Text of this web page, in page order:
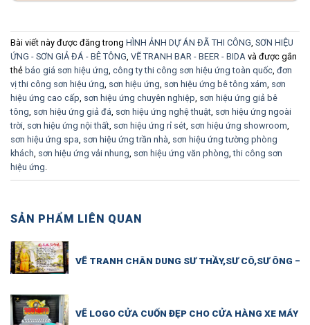
Bài viết này được đăng trong HÌNH ẢNH DỰ ÁN ĐÃ THI CÔNG, SƠN HIỆU
ỨNG - SƠN GIẢ ĐÁ - BÊ TÔNG, VẼ TRANH BAR - BEER - BIDA và được gắn
thẻ báo giá sơn hiệu ứng, công ty thi công sơn hiệu ứng toàn quốc, đơn
vị thi công sơn hiệu ứng, sơn hiệu ứng, sơn hiệu ứng bê tông xám, sơn
hiệu ứng cao cấp, sơn hiệu ứng chuyên nghiệp, sơn hiệu ứng giả bê
tông, sơn hiệu ứng giả đá, sơn hiệu ứng nghệ thuật, sơn hiệu ứng ngoài
trời, sơn hiệu ứng nội thất, sơn hiệu ứng rỉ sét, sơn hiệu ứng showroom,
sơn hiệu ứng spa, sơn hiệu ứng trần nhà, sơn hiệu ứng tường phòng
khách, sơn hiệu ứng vải nhung, sơn hiệu ứng văn phòng,thi công sơn
hiệu ứng.
SẢN PHẨM LIÊN QUAN
VẼ TRANH CHÂN DUNG SƯ THẦY,SƯ CÔ,SƯ ÔNG –
VẼ LOGO CỬA CUỐN ĐẸP CHO CỬA HÀNG XE MÁY